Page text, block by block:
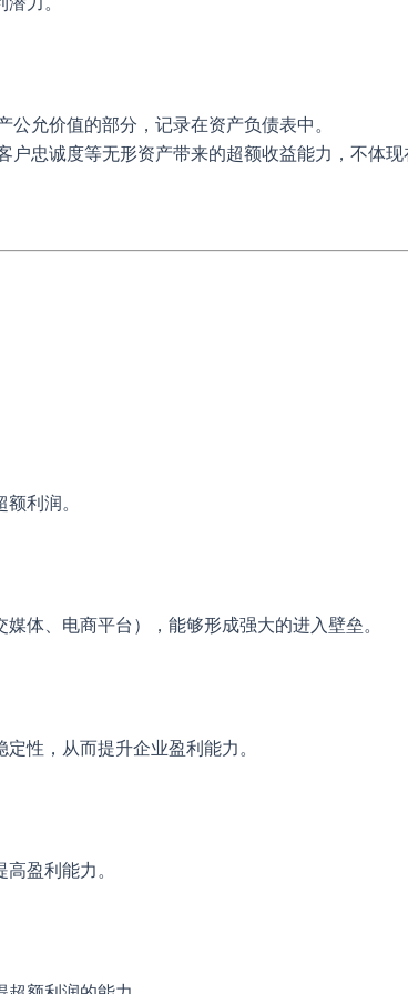
允价值的部分，记录在资产负债表中。
忠诚度等无形资产带来的超额收益能力，不体现
利润。
体、电商平台），能够形成强大的进入壁垒。
性，从而提升企业盈利能力。
盈利能力。